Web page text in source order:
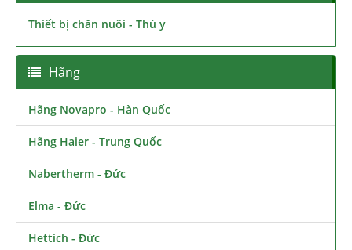
Thiết bị chăn nuôi - Thú y
Hãng
Hãng Novapro - Hàn Quốc
Hãng Haier - Trung Quốc
Nabertherm - Đức
Elma - Đức
Hettich - Đức